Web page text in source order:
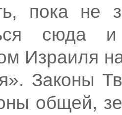
пока не
сюда и
Израиля
Законы
общей,